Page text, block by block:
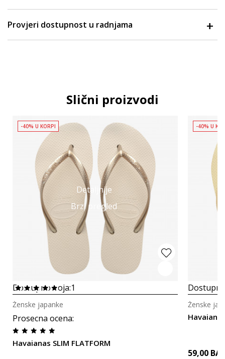
Provjeri dostupnost u radnjama
Slični proizvodi
Detaljnije
Brzi pregled
-40% U KORPI
Dostupno boja:1
Prosecna ocena:
Havaianas SLIM FLATFORM
Ženske japanke
-40% U
Ženske
59,00